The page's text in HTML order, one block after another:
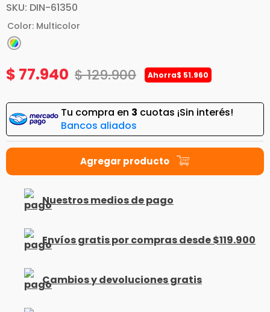
SKU: DIN-61350
Color: Multicolor
$ 77.940 $129.900 Ahorra$ 51.960
Tu compra en 3 cuotas ¡Sin interés!
Bancos aliados
Nuestros medios de pago
Envíos gratis por compras desde $119.900
Cambios y devoluciones gratis